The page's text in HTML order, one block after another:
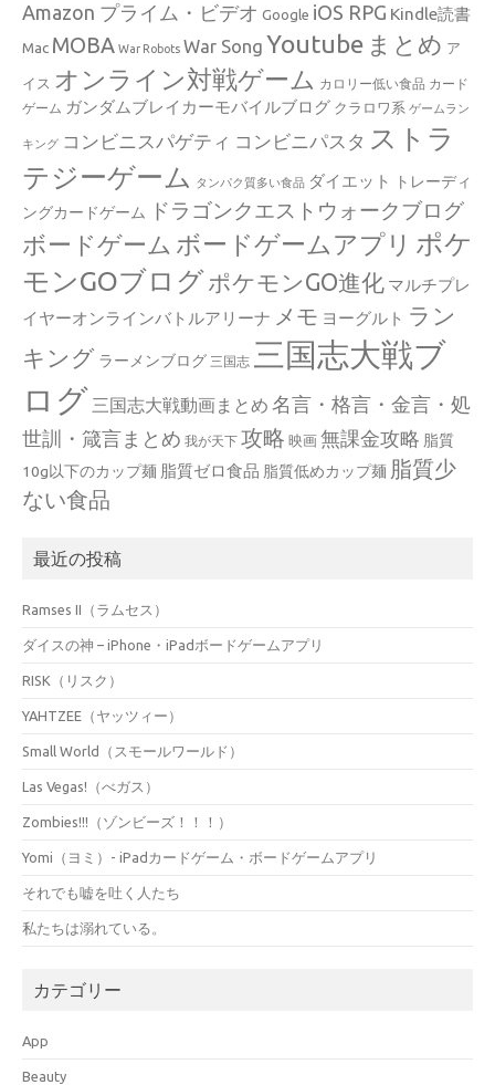
Amazon プライム・ビデオ Google iOS RPG Kindle読書
Mac MOBA War Robots War Song Youtube まとめ ア
イス オンライン対戦ゲーム カロリー低い食品 カード
ゲーム ガンダムブレイカーモバイルブログ クラロワ系 ゲームラン
キング コンビニスパゲティ コンビニパスタ ストラ
テジーゲーム
タンパク質多い食品 ダイエット
トレーディ
ングカードゲーム
ドラゴンクエストウォークブログ
ボードゲーム ボードゲームアプリ ポケ
モンGOブログポケモンGO進化 マルチプレ
イヤーオンラインバトルアリーナ メモ ヨーグルト ラン
キング ラーメンブログ 三国志 三国志大戦ブ
ログ 三国志大戦動画まとめ 名言・格言・金言・処
世訓・箴言まとめ 我が天下 攻略 映画 無課金攻略 脂質
10g以下のカップ麺 脂質ゼロ食品 脂質低めカップ麺 脂質少
ない食品
最近の投稿
Ramses II（ラムセス）
ダイスの神 – iPhone・iPadボードゲームアプリ
RISK（リスク）
YAHTZEE（ヤッツィー）
Small World（スモールワールド）
Las Vegas!（べガス）
Zombies!!!（ゾンビーズ！！！）
Yomi（ヨミ）- iPadカードゲーム・ボードゲームアプリ
それでも嘘を吐く人たち
私たちは溺れている。
カテゴリー
App
Beauty